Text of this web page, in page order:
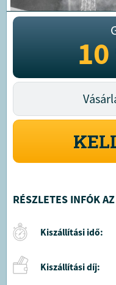
RÉSZLETES INFÓK
Kiszállítási idő:
Kiszállítási díj: